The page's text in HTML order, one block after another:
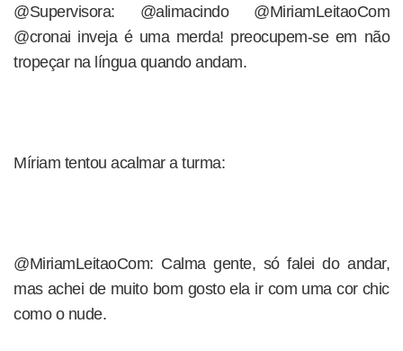
@Supervisora: @alimacindo @MiriamLeitaoCom
@cronai inveja é uma merda! preocupem-se em não
tropeçar na língua quando andam.
Míriam tentou acalmar a turma:
@MiriamLeitaoCom: Calma gente, só falei do andar,
mas achei de muito bom gosto ela ir com uma cor chic
como o nude.